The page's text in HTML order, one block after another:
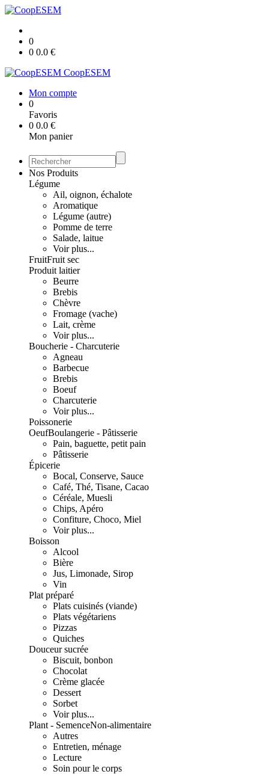
0
0 0.0 €
CoopESEM
Mon compte
0
Favoris
0 0.0 €
Mon panier
Nos Produits
Légume
Ail, oignon, échalote
Aromatique
Légume (autre)
Pomme de terre
Salade, laitue
Voir plus...
FruitFruit sec
Produit laitier
Beurre
Brebis
Chèvre
Fromage (vache)
Lait, crème
Voir plus...
Boucherie - Charcuterie
Agneau
Barbecue
Brebis
Boeuf
Charcuterie
Voir plus...
Poissonerie
OeufBoulangerie - Pâtisserie
Pain, baguette, petit pain
Pâtisserie
Épicerie
Bocal, Conserve, Sauce
Café, Thé, Tisane, Cacao
Céréale, Muesli
Chips, Apéro
Confiture, Choco, Miel
Voir plus...
Boisson
Alcool
Bière
Jus, Limonade, Sirop
Vin
Plat préparé
Plats cuisinés (viande)
Plats végétariens
Pizzas
Quiches
Douceur sucrée
Biscuit, bonbon
Chocolat
Crème glacée
Dessert
Sorbet
Voir plus...
Plant - SemenceNon-alimentaire
Autres
Entretien, ménage
Lecture
Soin pour le corps